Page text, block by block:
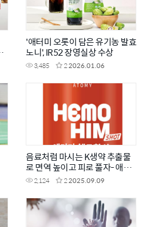
'애터미 오롯이 담은 유기농 발효
노니', IR52 장영실상 수상
3,485 22026.01.06
음료처럼 마시는 K생약 추출물
로 면역 높이고 피로 풀자- 애터
미 헤모힘 샷
2,124 22025.09.09